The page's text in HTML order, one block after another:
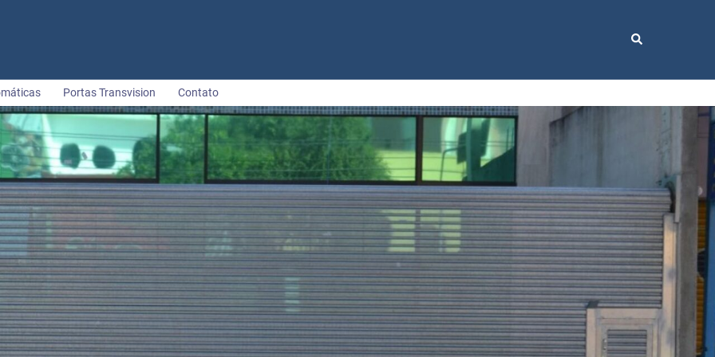
Search
Portas Transvision Contato